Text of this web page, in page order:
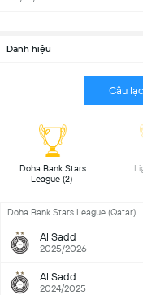
Danh hiệu
Câu
Doha Bank Stars
League (2)
Doha Bank Stars League (Qatar)
Al Sadd
2025/2026
Al Sadd
2024/2025